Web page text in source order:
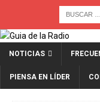
NOTICIAS
PIENSA EN LÍDER